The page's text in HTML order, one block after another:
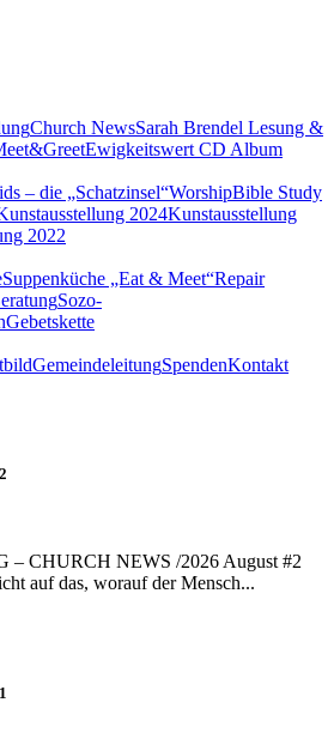
Church NewsSarah Brendel Lesung &
Ewigkeitswert CD Album
– die „Schatzinsel“WorshipBible Study
2024Kunstausstellung
2022
Suppenküche „Eat & Meet“Repair
Sozo-
Gebetskette
GemeindeleitungSpendenKontakt
CHURCH NEWS /2026 August #2
auf das, worauf der Mensch...